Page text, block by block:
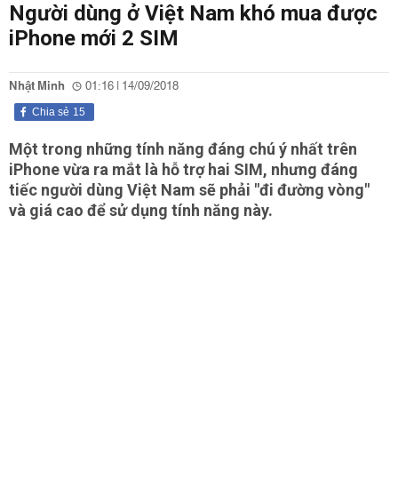
Người dùng ở Việt Nam khó mua được
iPhone mới 2 SIM
Nhật Minh 01:16 | 14/09/2018
15
Chia sẻ
Một trong những tính năng đáng chú ý nhất trên
iPhone vừa ra mắt là hỗ trợ hai SIM, nhưng đáng
tiếc người dùng Việt Nam sẽ phải "đi đường vòng"
và giá cao để sử dụng tính năng này.